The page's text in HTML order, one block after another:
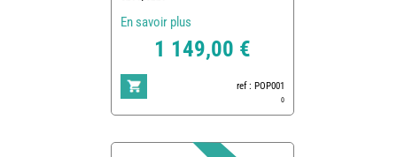
En savoir plus
1 149,00 €
ref : POP001
0